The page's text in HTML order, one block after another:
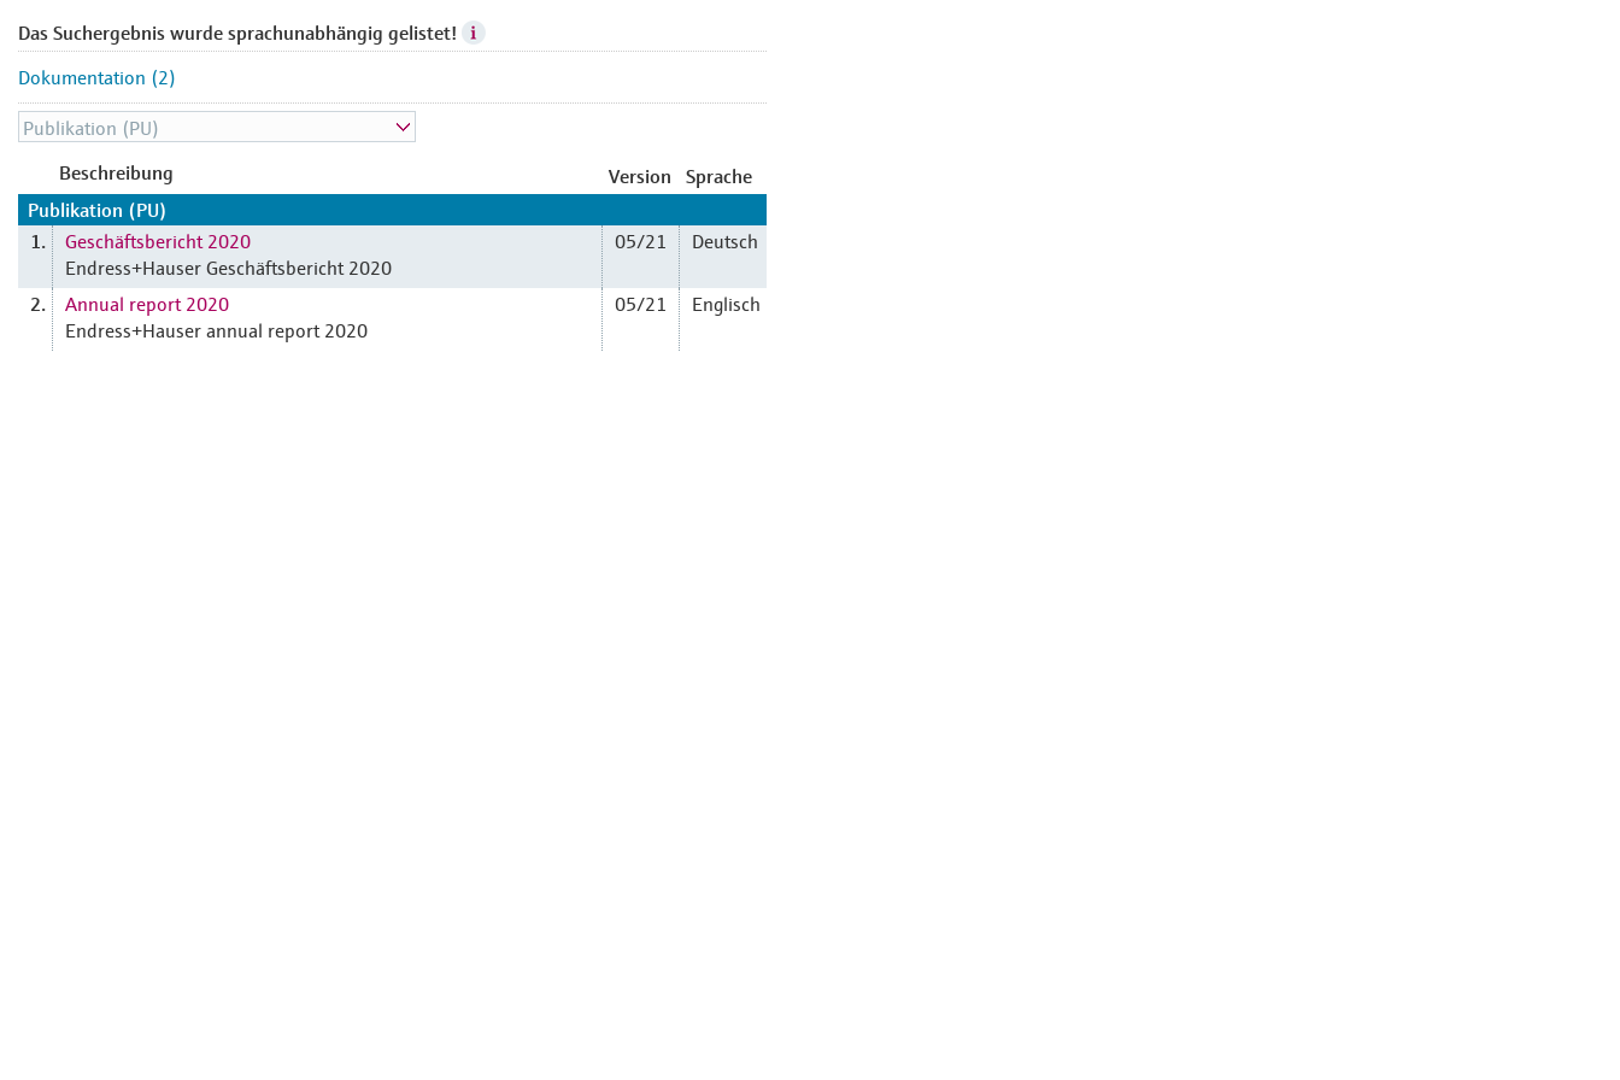
Das Suchergebnis wurde sprachunabhängig gelistet!
Dokumentation (2)
Beschreibung Version
Sprache
Publikation (PU)
1.
Geschäftsbericht 2020
Endress+Hauser Geschäftsbericht 2020
05/21 Deutsch
2.
Annual report 2020
Endress+Hauser annual report 2020
05/21 Englisch